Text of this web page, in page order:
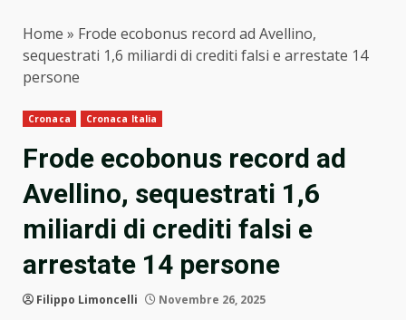
Home » Frode ecobonus record ad Avellino,
sequestrati 1,6 miliardi di crediti falsi e arrestate 14
persone
Cronaca Cronaca Italia
Frode ecobonus record ad
Avellino, sequestrati 1,6
miliardi di crediti falsi e
arrestate 14 persone
Filippo Limoncelli Novembre 26, 2025